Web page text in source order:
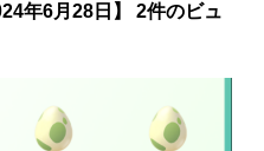
年6月28日】
2件のビュ